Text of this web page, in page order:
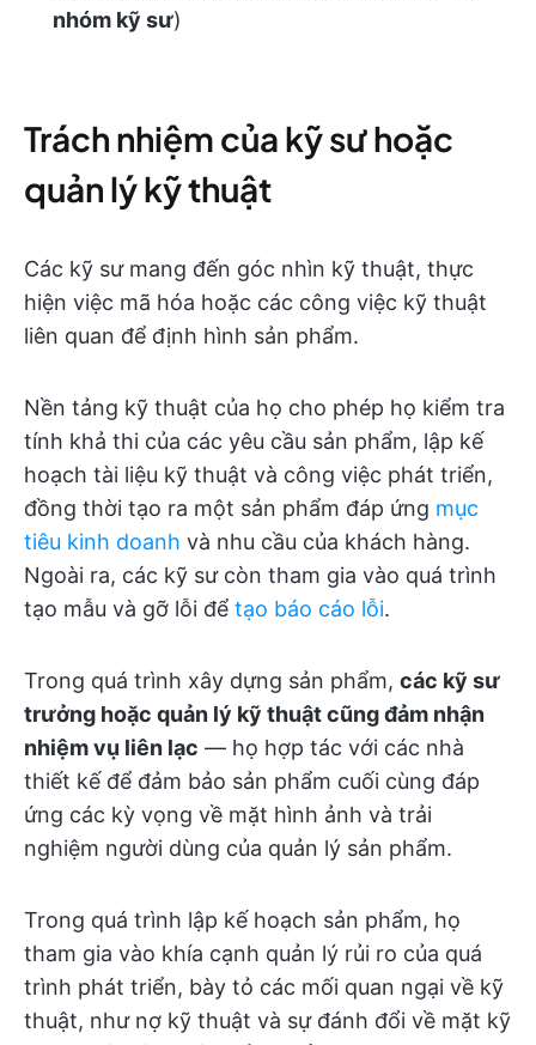
nhóm kỹ sư)
Trách nhiệm của kỹ sư hoặc
quản lý kỹ thuật
Các kỹ sư mang đến góc nhìn kỹ thuật, thực
hiện việc mã hóa hoặc các công việc kỹ thuật
liên quan để định hình sản phẩm.
Nền tảng kỹ thuật của họ cho phép họ kiểm tra
tính khả thi của các yêu cầu sản phẩm, lập kế
hoạch tài liệu kỹ thuật và công việc phát triển,
đồng thời tạo ra một sản phẩm đáp ứng mục
tiêu kinh doanh và nhu cầu của khách hàng.
Ngoài ra, các kỹ sư còn tham gia vào quá trình
tạo mẫu và gỡ lỗi để tạo báo cáo lỗi.
Trong quá trình xây dựng sản phẩm, các kỹ sư
trưởng hoặc quản lý kỹ thuật cũng đảm nhận
nhiệm vụ liên lạc — họ hợp tác với các nhà
thiết kế để đảm bảo sản phẩm cuối cùng đáp
ứng các kỳ vọng về mặt hình ảnh và trải
nghiệm người dùng của quản lý sản phẩm.
Trong quá trình lập kế hoạch sản phẩm, họ
tham gia vào khía cạnh quản lý rủi ro của quá
trình phát triển, bày tỏ các mối quan ngại về kỹ
thuật, như nợ kỹ thuật và sự đánh đổi về mặt kỹ